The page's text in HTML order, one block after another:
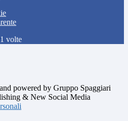
volte
powered by Gruppo Spaggiari
& New Social Media